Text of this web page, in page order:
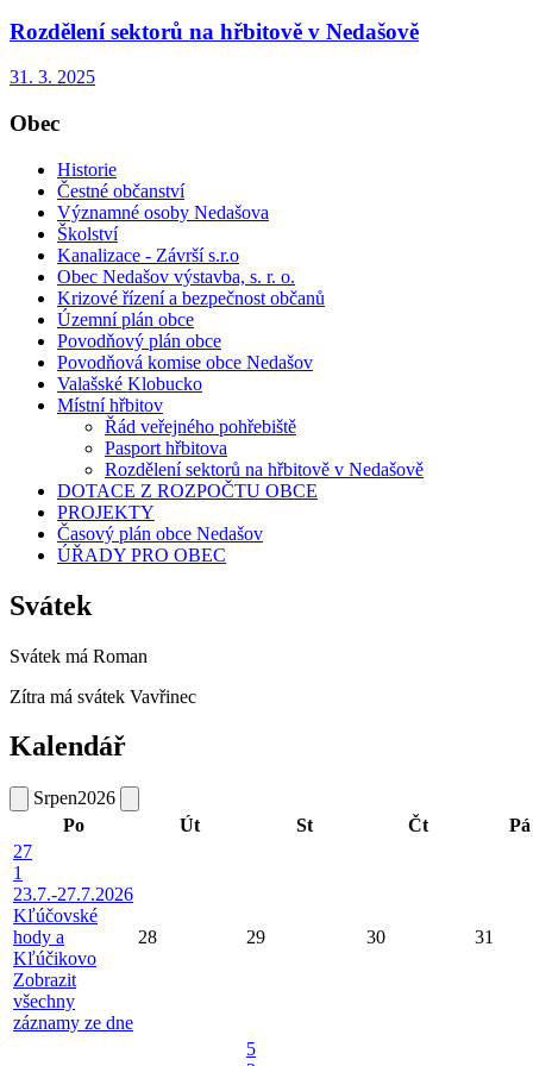
Rozdělení sektorů na hřbitově v Nedašově
31. 3. 2025
Obec
Historie
Čestné občanství
Významné osoby Nedašova
Školství
Kanalizace - Závrší s.r.o
Obec Nedašov výstavba, s. r. o.
Krizové řízení a bezpečnost občanů
Územní plán obce
Povodňový plán obce
Povodňová komise obce Nedašov
Valašské Klobucko
Místní hřbitov
Řád veřejného pohřebiště
Pasport hřbitova
Rozdělení sektorů na hřbitově v Nedašově
DOTACE Z ROZPOČTU OBCE
PROJEKTY
Časový plán obce Nedašov
ÚŘADY PRO OBEC
Svátek
Svátek má Roman
Zítra má svátek Vavřinec
Kalendář
Srpen2026
Po
Út St Čt
Pá
27
1
23.7.-27.7.2026
Kľúčovské
hody a
Kľúčikovo
Zobrazit
všechny
záznamy ze dne
28 29 30 31
5